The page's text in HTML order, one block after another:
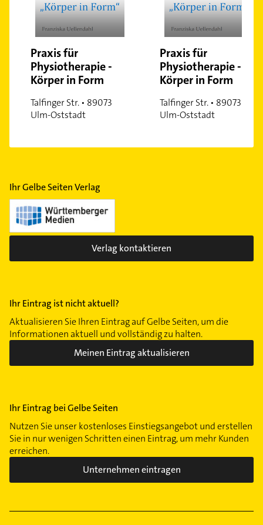
Praxis für
Physiotherapie -
Körper in Form
Talfinger Str. • 89073
Ulm-Oststadt
Praxis für
Physiotherapie -
Körper in Form
Talfinger Str. • 89073
Ulm-Oststadt
Ihr Gelbe Seiten Verlag
Verlag kontaktieren
Ihr Eintrag ist nicht aktuell?
Aktualisieren Sie Ihren Eintrag auf Gelbe Seiten, um die
Informationen aktuell und vollständig zu halten.
Meinen Eintrag aktualisieren
Ihr Eintrag bei Gelbe Seiten
Nutzen Sie unser kostenloses Einstiegsangebot und erstellen
Sie in nur wenigen Schritten einen Eintrag, um mehr Kunden
erreichen.
Unternehmen eintragen